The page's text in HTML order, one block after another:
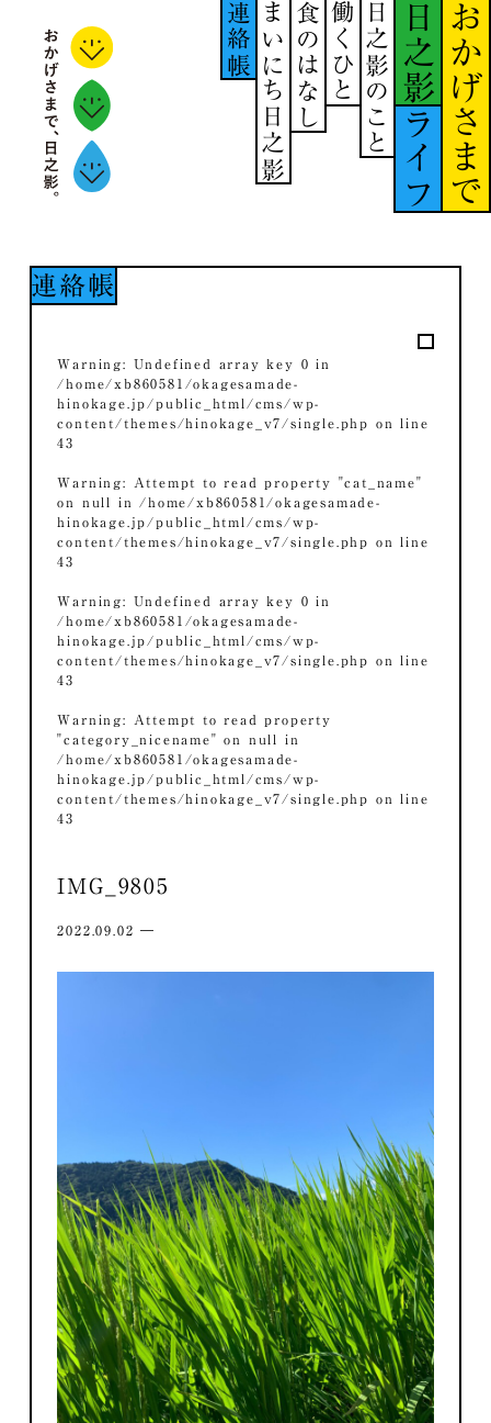
おかげさまで
日之影
ライフ
日之影のこと
働くひと
食のはなし
まいにち日之影
連絡帳
連絡帳
Warning: Undefined array key 0 in
/home/xb860581/okagesamade-
hinokage.jp/public_html/cms/wp-
content/themes/hinokage_v7/single.php
on line
43
Warning: Attempt to read property "cat_name"
on null in /home/xb860581/okagesamade-
hinokage.jp/public_html/cms/wp-
content/themes/hinokage_v7/single.php
on line
43
Warning: Undefined array key 0 in
/home/xb860581/okagesamade-
hinokage.jp/public_html/cms/wp-
content/themes/hinokage_v7/single.php
on line
43
Warning: Attempt to read property
"category_nicename" on null in
/home/xb860581/okagesamade-
hinokage.jp/public_html/cms/wp-
content/themes/hinokage_v7/single.php
on line
43
IMG_9805
2022.09.02 ―